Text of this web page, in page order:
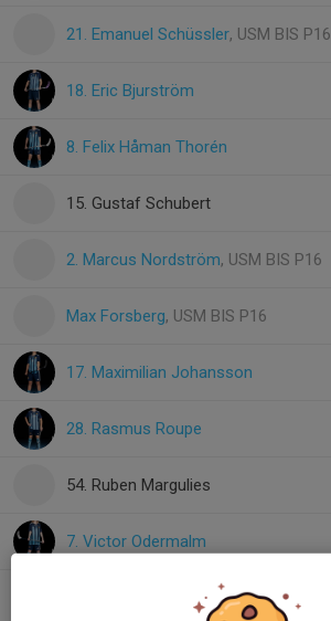
21. Emanuel Schüssler, USM BIS P16
18. Eric Bjurström
8. Felix Håman Thorén
15. Gustaf Schubert
2. Marcus Nordström, USM BIS P16
Max Forsberg, USM BIS P16
17. Maximilian Johansson
28. Rasmus Roupe
54. Ruben Margulies
7. Victor Odermalm